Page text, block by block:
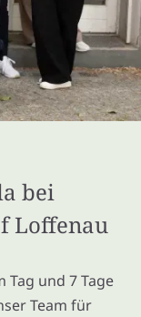
bei
Loffenau
und 7 Tage
Team für